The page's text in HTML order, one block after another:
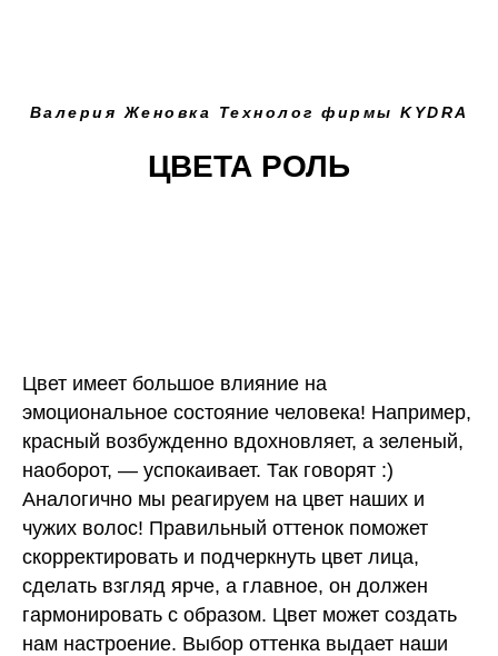
Валерия Женовка Технолог фирмы KYDRA
ЦВЕТА РОЛЬ
Цвет имеет большое влияние на
эмоциональное состояние человека! Например,
красный возбужденно вдохновляет, а зеленый,
наоборот, — успокаивает. Так говорят :)
Аналогично мы реагируем на цвет наших и
чужих волос! Правильный оттенок поможет
скорректировать и подчеркнуть цвет лица,
сделать взгляд ярче, a главное, он должен
гармонировать с образом. Цвет может создать
нам настроение. Выбор оттенка выдает наши